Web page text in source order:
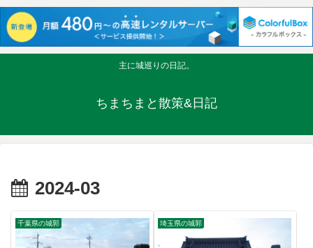
主に城巡りの日記。
ちまちまと散策&日記
2024-03
千葉県の城郭 埼玉県の城郭